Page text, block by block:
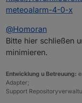
meteoalarm-4-0-x
@Homoran
Bitte hier schließen
minimieren.
Entwicklung u Betreuung:
Adapter;
Support